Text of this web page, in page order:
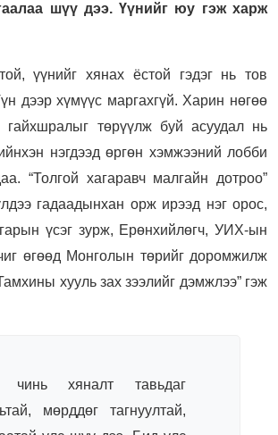
шүү дээ. Үүнийг юу гэж харж
үүнийг хянах ёстой гэдэг нь тов
дээр хүмүүс маргахгүй. Харин нөгөө
гайхшралыг төрүүлж буй асуудал нь
нэгдээд өргөн хэмжээний лобби
“Толгой хагаравч малгайн дотроо”
гадаадынхан орж ирээд нэг орос,
үсэг зурж, Ерөнхийлөгч, УИХ-ын
өгөөд Монголын төрийг доромжилж
хууль зах зээлийг дэмжлээ” гэж
чинь хяналт тавьдаг
мөрддөг тагнуултай,